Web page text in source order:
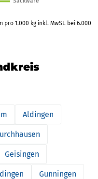
1.000 kg inkl. MwSt. bei 6.000
Aldingen
Geisingen
Gunningen